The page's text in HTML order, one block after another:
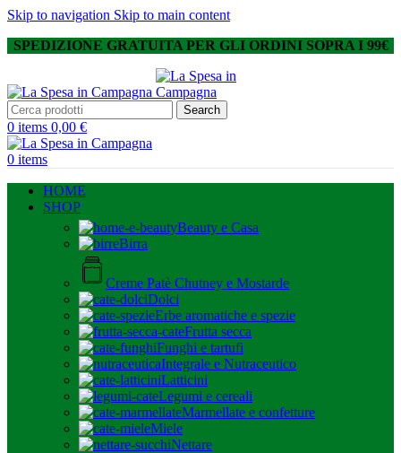
Skip to navigation Skip to main content
SPEDIZIONE GRATUITA PER GLI ORDINI SOPRA I 99€
Search
0 items 0,00 €
0 items
HOME
SHOP
Beauty e Casa
Birra
Creme Patè Chutney e Mostarde
Dolci
Erbe aromatiche e spezie
Frutta secca
Funghi e tartufi
Integrale e Nutraceutico
Latticini
Legumi e cereali
Marmellate e confetture
Miele
Nettare